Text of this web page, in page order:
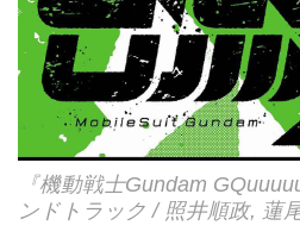
『機動戦士Gundam
ンドトラック / 照井順政, 蓮